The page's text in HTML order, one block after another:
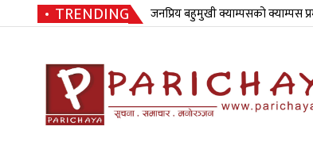
TRENDING जनप्रिय बहुमुखी क्याम्पसको क्याम्पस